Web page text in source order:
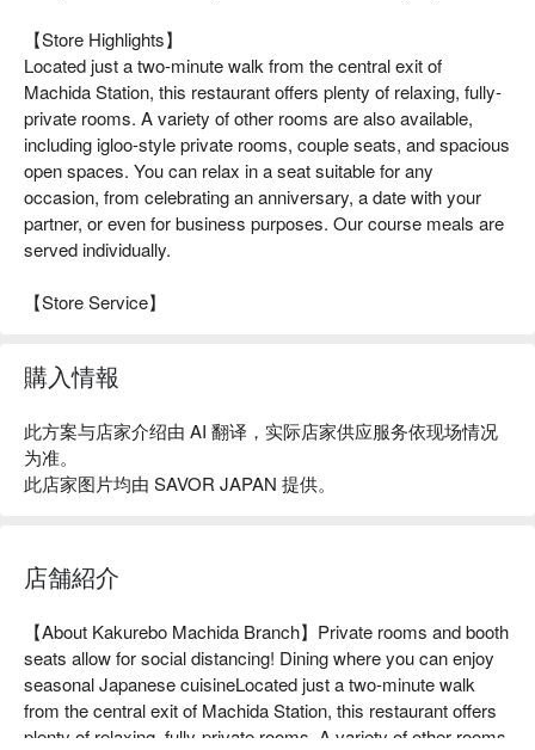
【Store Highlights】
Located just a two-minute walk from the central exit of
Machida Station, this restaurant offers plenty of relaxing, fully-
private rooms. A variety of other rooms are also available,
including igloo-style private rooms, couple seats, and spacious
open spaces. You can relax in a seat suitable for any
occasion, from celebrating an anniversary, a date with your
partner, or even for business purposes. Our course meals are
served individually.
【Store Service】
購入情報
此方案与店家介绍由 AI 翻译，实际店家供应服务依现场情况
为准。
此店家图片均由 SAVOR JAPAN 提供。
店舗紹介
【About Kakurebo Machida Branch】Private rooms and booth
seats allow for social distancing! Dining where you can enjoy
seasonal Japanese cuisineLocated just a two-minute walk
from the central exit of Machida Station, this restaurant offers
plenty of relaxing, fully-private rooms. A variety of other rooms